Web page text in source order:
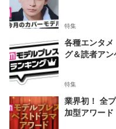
特集
各種エンタ
グ＆読者ア
特集
業界初！ 全
加型アワード